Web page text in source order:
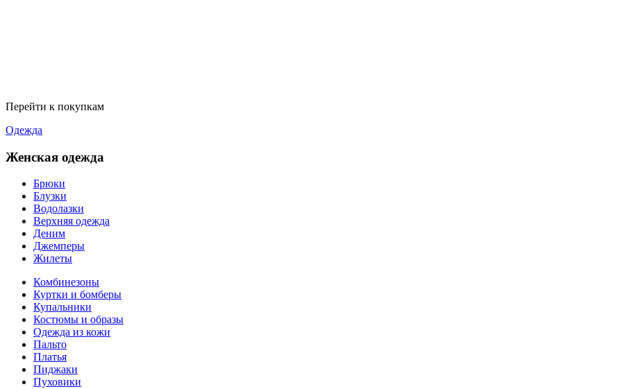
Перейти к покупкам
Одежда
Женская одежда
Брюки
Блузки
Водолазки
Верхняя одежда
Деним
Джемперы
Жилеты
Комбинезоны
Куртки и бомберы
Купальники
Костюмы и образы
Одежда из кожи
Пальто
Платья
Пиджаки
Пуховики